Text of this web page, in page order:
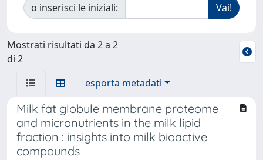
o inserisci le iniziali:
Mostrati risultati da 2 a 2
di 2
esporta metadati
Milk fat globule membrane proteome
and micronutrients in the milk lipid
fraction : insights into milk bioactive
compounds